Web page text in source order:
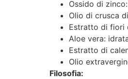
Ossido di
Olio di crusca
Estratto di fiori
Aloe vera:
Estratto di
Olio
Filosofia: